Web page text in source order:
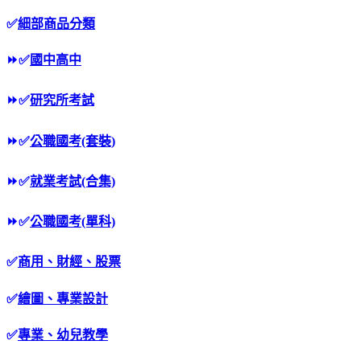
✅細部商品分類
⏩✅國中高中
⏩✅研究所考試
⏩✅公職國考(套裝)
⏩✅就業考試(合集)
⏩✅公職國考(單科)
✅商用、財經、股票
✅繪圖、專業設計
✅專業、幼兒教學